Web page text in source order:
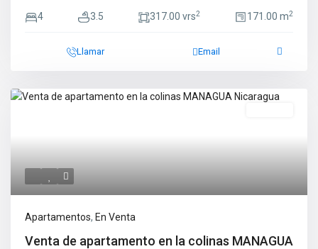
4 3.5 317.00 vrs2 171.00 m2
Llamar Email
Apartamentos, En Venta
Venta de apartamento en la colinas MANAGUA